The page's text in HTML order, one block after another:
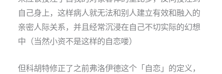
自己身上，这样病人就无法和别人建立有效和融入的
亲密人际关系，并且经常沉浸在自己不切实际的幻想
中（当然小资不是这样的自恋喽）
但科胡特修正了之前弗洛伊德这个「自恋」的定义，